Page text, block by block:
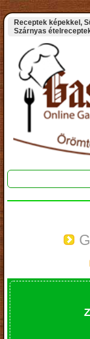
Receptek képekkel,
Szárnyas